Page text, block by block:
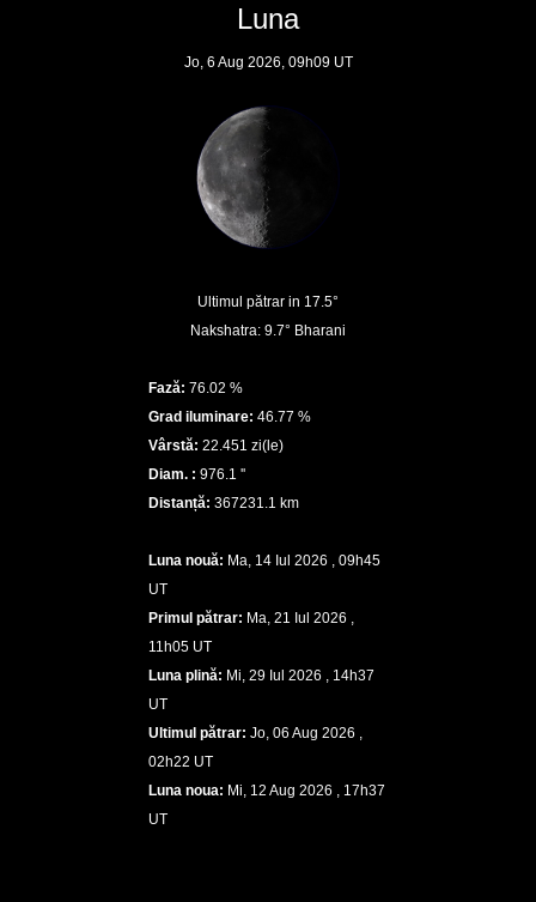
Luna
Jo, 6 Aug 2026, 09h09 UT
Ultimul pătrar in 17.5°
Nakshatra: 9.7° Bharani
Fază: 76.02 %
Grad iluminare: 46.77 %
Vârstă: 22.451 zi(le)
Diam. : 976.1 ''
Distanță: 367231.1 km
Luna nouă: Ma, 14 Iul 2026 , 09h45
UT
Primul pătrar: Ma, 21 Iul 2026 ,
11h05 UT
Luna plină: Mi, 29 Iul 2026 , 14h37
UT
Ultimul pătrar: Jo, 06 Aug 2026 ,
02h22 UT
Luna noua: Mi, 12 Aug 2026 , 17h37
UT